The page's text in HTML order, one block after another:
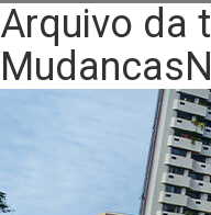
Arquivo da